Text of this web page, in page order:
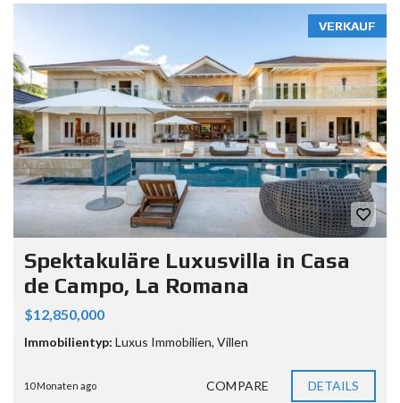
VERKAUF
Spektakuläre Luxusvilla in Casa
de Campo, La Romana
$12,850,000
Immobilientyp: Luxus Immobilien, Villen
10 Monaten ago COMPARE DETAILS